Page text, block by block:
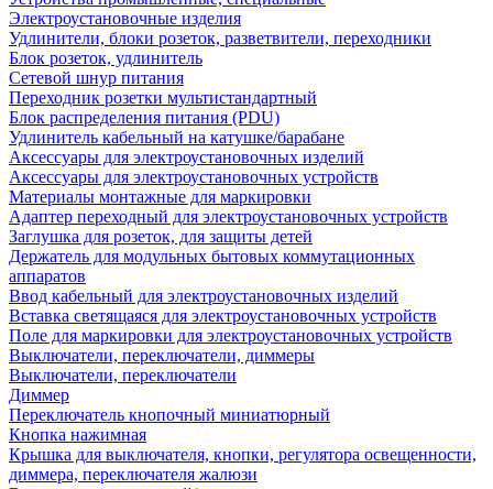
Электроустановочные изделия
Удлинители, блоки розеток, разветвители, переходники
Блок розеток, удлинитель
Сетевой шнур питания
Переходник розетки мультистандартный
Блок распределения питания (PDU)
Удлинитель кабельный на катушке/барабане
Аксессуары для электроустановочных изделий
Аксессуары для электроустановочных устройств
Материалы монтажные для маркировки
Адаптер переходный для электроустановочных устройств
Заглушка для розеток, для защиты детей
Держатель для модульных бытовых коммутационных
аппаратов
Ввод кабельный для электроустановочных изделий
Вставка светящаяся для электроустановочных устройств
Поле для маркировки для электроустановочных устройств
Выключатели, переключатели, диммеры
Выключатели, переключатели
Диммер
Переключатель кнопочный миниатюрный
Кнопка нажимная
Крышка для выключателя, кнопки, регулятора освещенности,
диммера, переключателя жалюзи